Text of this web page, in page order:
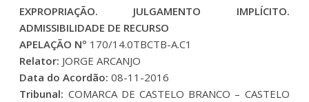
EXPROPRIAÇÃO. JULGAMENTO IMPLÍCITO.
ADMISSIBILIDADE DE RECURSO
APELAÇÃO Nº 170/14.0TBCTB-A.C1
Relator: JORGE ARCANJO
Data do Acordão: 08-11-2016
Tribunal: COMARCA DE CASTELO BRANCO – CASTELO